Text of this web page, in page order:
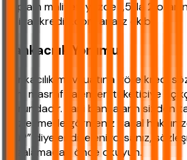
toplam maliyeti yüzde 1,5 ila 2
ihtiyackredisi.com analiz ekibi.
Bankacılık Yorumu
Bankacılık mevzuatına göre kredi
tüm masraf kalemleri tüketiciye
zorundadır. Yani bankaların
sözleşmede görmeniz yasal
mu?” diye endişeleniyorsanız,
imzalamadan önce okuyun.